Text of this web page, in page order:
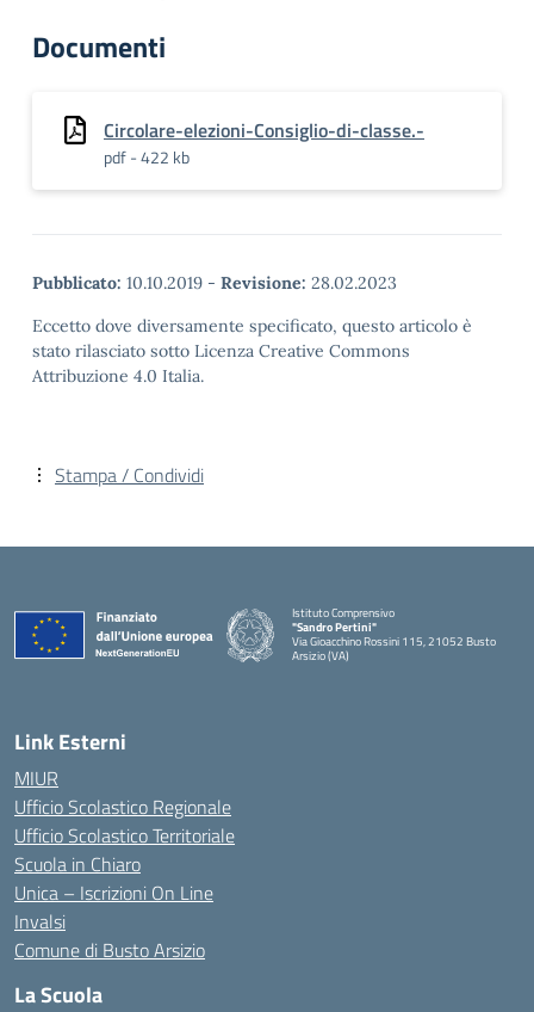
Documenti
Circolare-elezioni-Consiglio-di-classe.-
pdf - 422 kb
Pubblicato: 10.10.2019 - Revisione: 28.02.2023
Eccetto dove diversamente specificato, questo articolo è
stato rilasciato sotto Licenza Creative Commons
Attribuzione 4.0 Italia.
Stampa / Condividi
Istituto Comprensivo
"Sandro Pertini"
Via Gioacchino Rossini 115, 21052 Busto
Arsizio (VA)
Link Esterni
MIUR
Ufficio Scolastico Regionale
Ufficio Scolastico Territoriale
Scuola in Chiaro
Unica – Iscrizioni On Line
Invalsi
Comune di Busto Arsizio
La Scuola